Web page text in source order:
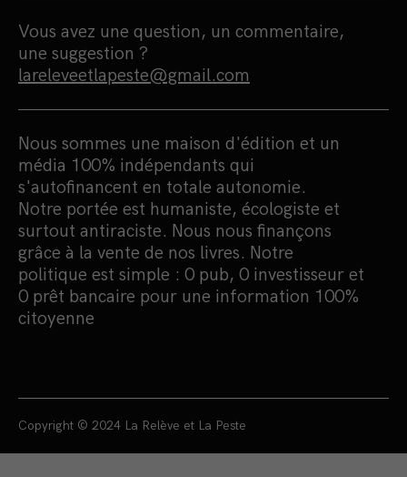
Vous avez une question, un commentaire,
une suggestion ?
lareleveetlapeste@gmail.com
Nous sommes une maison d'édition et un
média 100% indépendants qui
s'autofinancent en totale autonomie.
Notre portée est humaniste, écologiste et
surtout antiraciste. Nous nous finançons
grâce à la vente de nos livres. Notre
politique est simple : 0 pub, 0 investisseur et
0 prêt bancaire pour une information 100%
citoyenne
Copyright © 2024 La Relève et La Peste